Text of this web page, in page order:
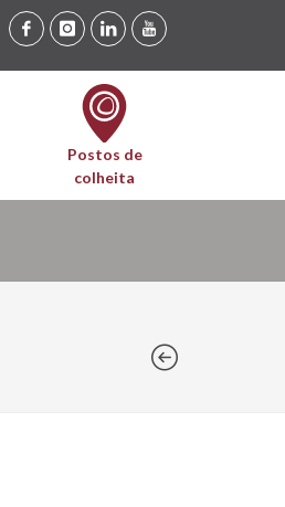
Postos de
colheita